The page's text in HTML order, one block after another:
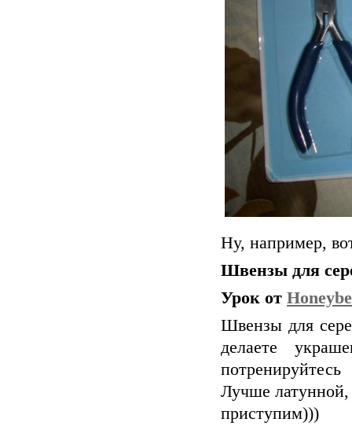
Ну, например,
Швензы для
Урок от
Швензы для
делаете
Лучше латунной,
приступим)))